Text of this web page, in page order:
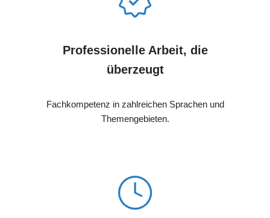
Professionelle Arbeit, die
überzeugt
Fachkompetenz in zahlreichen Sprachen und
Themengebieten.